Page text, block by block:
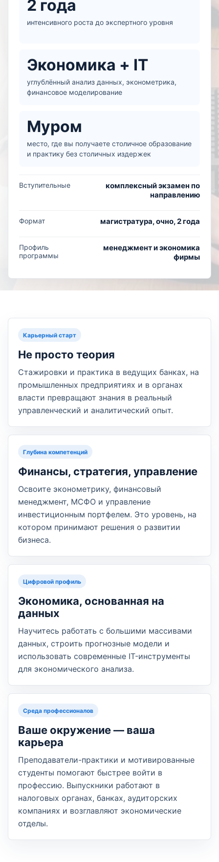
2 года
интенсивного роста до экспертного уровня
Экономика + IT
углублённый анализ данных, эконометрика,
финансовое моделирование
Муром
место, где вы получаете столичное образование
и практику без столичных издержек
Вступительные
комплексный экзамен по
направлению
Формат магистратура, очно, 2 года
Профиль
программы
менеджмент и экономика
фирмы
Карьерный старт
Не просто теория
Стажировки и практика в ведущих банках, на
промышленных предприятиях и в органах
власти превращают знания в реальный
управленческий и аналитический опыт.
Глубина компетенций
Финансы, стратегия, управление
Освоите эконометрику, финансовый
менеджмент, МСФО и управление
инвестиционным портфелем. Это уровень, на
котором принимают решения о развитии
бизнеса.
Цифровой профиль
Экономика, основанная на
данных
Научитесь работать с большими массивами
данных, строить прогнозные модели и
использовать современные IT-инструменты
для экономического анализа.
Среда профессионалов
Ваше окружение — ваша
карьера
Преподаватели-практики и мотивированные
студенты помогают быстрее войти в
профессию. Выпускники работают в
налоговых органах, банках, аудиторских
компаниях и возглавляют экономические
отделы.